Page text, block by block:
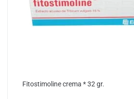
Fitostimoline crema * 32 gr.